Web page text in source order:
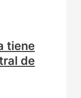
tiene
de